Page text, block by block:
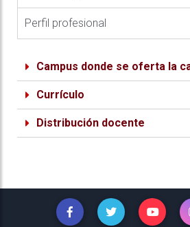
Perfil profesional
Campus donde se oferta la
Currículo
Distribución docente